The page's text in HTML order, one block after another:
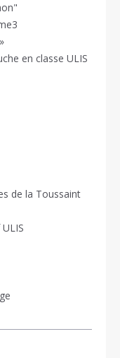
en classe ULIS
de la Toussaint